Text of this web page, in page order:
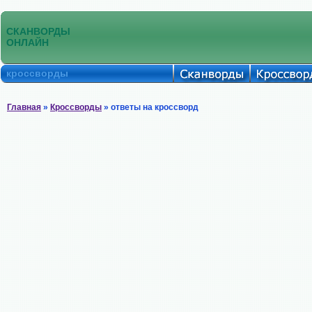
СКАНВОРДЫ
ОНЛАЙН
кроссворды
Главная » Кроссворды » ответы на кроссворд